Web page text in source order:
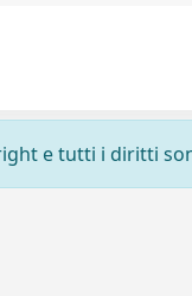
e tutti i diritti